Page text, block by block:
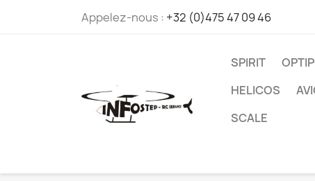
Appelez-nous : +32 (0)475 47 09 46
SPIRIT
HELICOS
SCALE